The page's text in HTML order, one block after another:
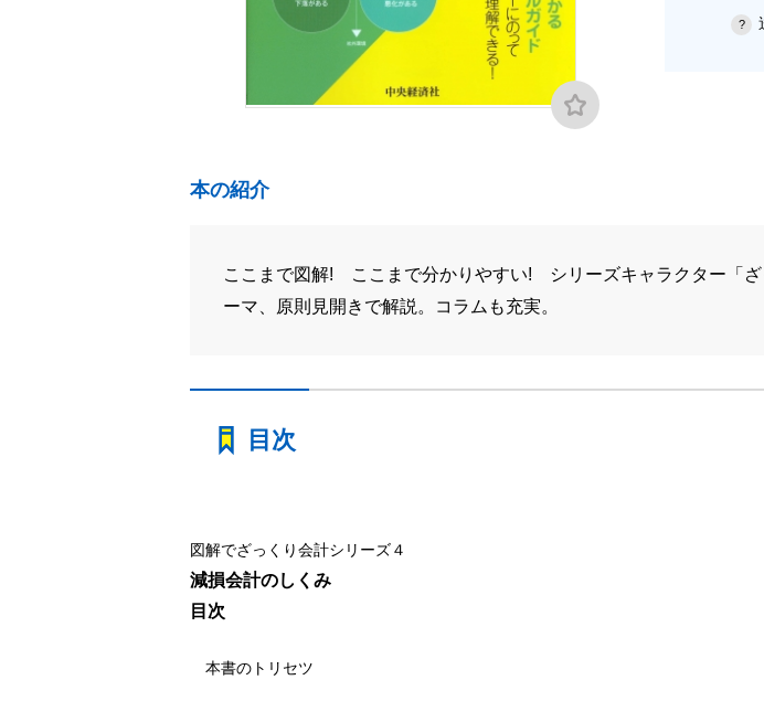
本の紹介
ここまで図解! ここまで分かりやすい! シリーズキャラクター「
ーマ、原則見開きで解説。コラムも充実。
目次
図解でざっくり会計シリーズ４
減損会計のしくみ
目次
本書のトリセツ